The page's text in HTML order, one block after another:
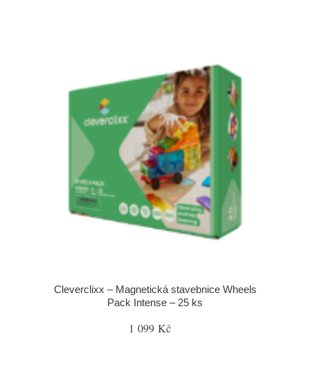
Cleverclixx – Magnetická stavebnice Wheels
Pack Intense – 25 ks
1 099 Kč